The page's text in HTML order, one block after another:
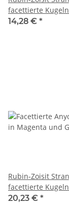
facettierte
grün rot, Länge
14,28 € *
Rubin-Zoisit
facettierte
grün magenta, 39
20,23 € *